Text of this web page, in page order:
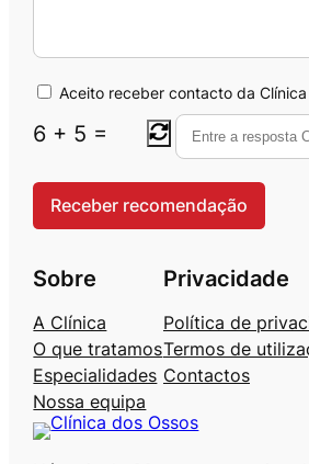
Aceito receber contacto da
6 + 5 =
Sobre
A Clínica
O que tratamos
Especialidades
Nossa equipa
Privacidade
Política de
Termos de
Contactos